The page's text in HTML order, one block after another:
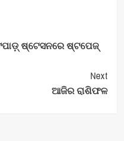
ଷ୍ଟେସନରେ ଷ୍ଟପେଜ୍
Next
ଆଜିର ରାଶିଫଳ